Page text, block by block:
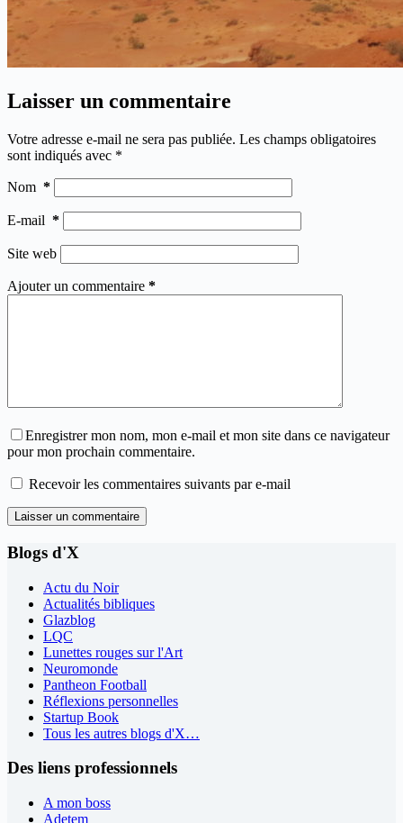
Laisser un commentaire
Votre adresse e-mail ne sera pas publiée. Les champs obligatoires
sont indiqués avec *
Nom *
E-mail *
Site web
Ajouter un commentaire *
Enregistrer mon nom, mon e-mail et mon site dans ce navigateur
pour mon prochain commentaire.
Recevoir les commentaires suivants par e-mail
Laisser un commentaire
Blogs d'X
Actu du Noir
Actualités bibliques
Glazblog
LQC
Lunettes rouges sur l'Art
Neuromonde
Pantheon Football
Réflexions personnelles
Startup Book
Tous les autres blogs d'X…
Des liens professionnels
A mon boss
Adetem